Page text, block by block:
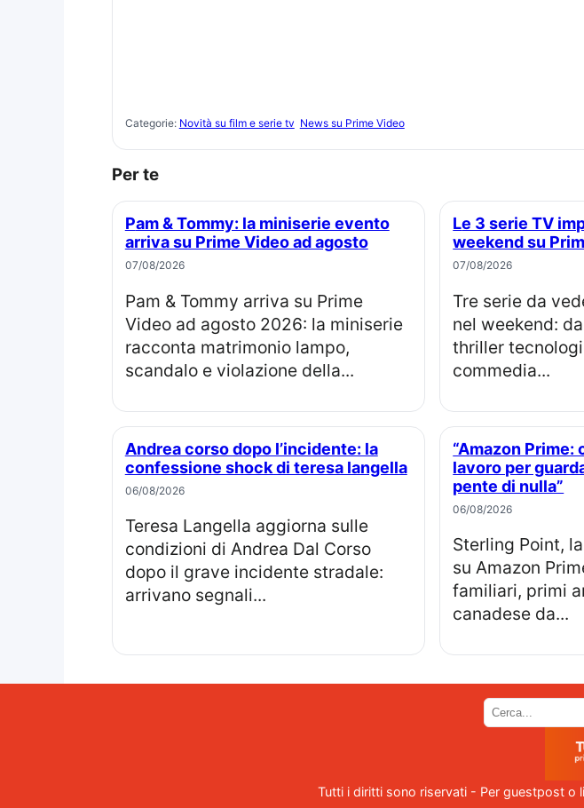
Categorie: Novità su film e serie tv News su Prime Video
Per te
Pam & Tommy: la miniserie evento
arriva su Prime Video ad agosto
07/08/2026
Pam & Tommy arriva su Prime
Video ad agosto 2026: la miniserie
racconta matrimonio lampo,
scandalo e violazione della...
Le 3 serie TV imperdibili questo
weekend su
07/08/2026
Tre serie da vedere su Prime Video
nel weekend:
thriller
commedia...
Andrea corso dopo l’incidente: la
confessione shock di teresa langella
06/08/2026
Teresa Langella aggiorna sulle
condizioni di Andrea Dal Corso
dopo il grave incidente stradale:
arrivano segnali...
“Amazon Prime: chi ha mollato il
lavoro per
pente di nulla”
06/08/2026
Sterling Point, la nuova serie teen
su Amazon
familiari, primi
canadese da...
Tutti i diritti sono riservati - Per guestpost o